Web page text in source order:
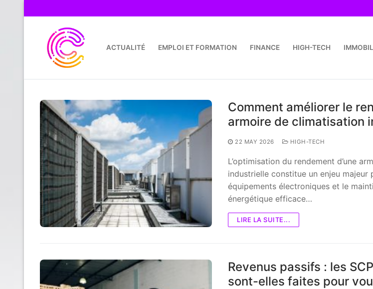
to
ACTUALITÉ EMPLOI ET FORMATION FINANCE HIGH-TECH
Comment améliorer le
armoire de climatisation
22 MAY 2026 HIGH-TECH
L’optimisation du rendement d’une
industrielle constitue un enjeu majeur
équipements électroniques et le
énergétique efficace…
LIRE LA SUITE...
Revenus passifs : les
sont-elles faites pour